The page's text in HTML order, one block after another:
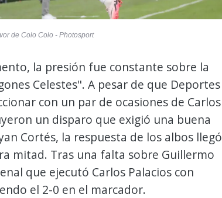
de Colo Colo - Photosport
la presión fue constante sobre la
Celestes". A pesar de que Deportes
con un par de ocasiones de Carlos
un disparo que exigió una buena
Cortés, la respuesta de los albos llegó
mitad. Tras una falta sobre Guillermo
que ejecutó Carlos Palacios con
el 2-0 en el marcador.